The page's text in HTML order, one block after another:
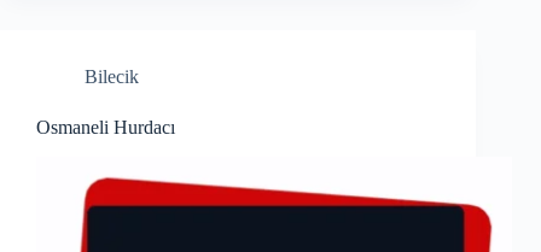
Bilecik
Osmaneli Hurdacı